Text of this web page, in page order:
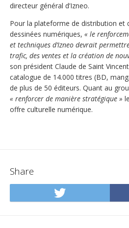
directeur général d’Izneo.
Pour la plateforme de distribution et
dessinées numériques, « le
et techniques d’Izneo devrait
trafic, des ventes et la création de
son président Claude de Saint
catalogue de 14.000 titres (BD,
de plus de 50 éditeurs. Quant au
« renforcer de manière stratégique »
offre culturelle numérique.
Share
Share
on